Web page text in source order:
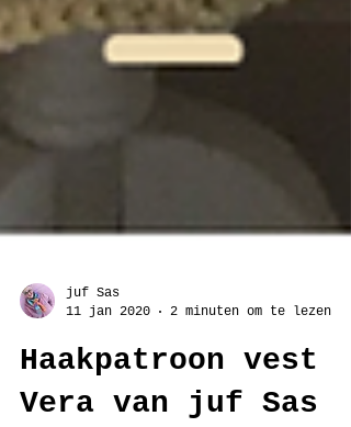
juf Sas
11 jan 2020
2 minuten om te lezen